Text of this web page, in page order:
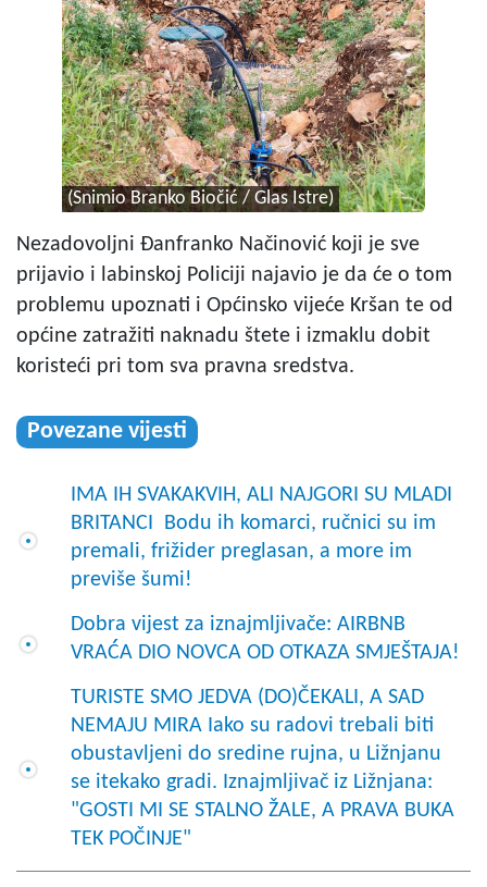
(Snimio Branko Biočić / Glas Istre)
Nezadovoljni Đanfranko Načinović koji je sve
prijavio i labinskoj Policiji najavio je da će o tom
problemu upoznati i Općinsko vijeće Kršan te od
općine zatražiti naknadu štete i izmaklu dobit
koristeći pri tom sva pravna sredstva.
Povezane vijesti
IMA IH SVAKAKVIH, ALI NAJGORI SU MLADI
BRITANCI Bodu ih komarci, ručnici su im
premali, frižider preglasan, a more im
previše šumi!
Dobra vijest za iznajmljivače: AIRBNB
VRAĆA DIO NOVCA OD OTKAZA SMJEŠTAJA!
TURISTE SMO JEDVA (DO)ČEKALI, A SAD
NEMAJU MIRA Iako su radovi trebali biti
obustavljeni do sredine rujna, u Ližnjanu
se itekako gradi. Iznajmljivač iz Ližnjana:
"GOSTI MI SE STALNO ŽALE, A PRAVA BUKA
TEK POČINJE"